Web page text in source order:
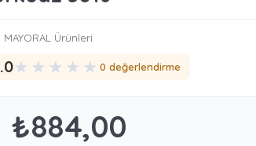
MAYORAL Ürünleri
★ ★ ★ ★ ★ 0 değerlendirme
₺884,00